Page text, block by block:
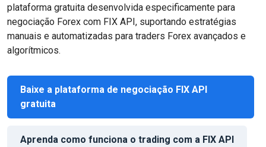
plataforma gratuita desenvolvida especificamente para
negociação Forex com FIX API, suportando estratégias
manuais e automatizadas para traders Forex avançados e
algorítmicos.
Baixe a plataforma de negociação FIX API
gratuita
Aprenda como funciona o trading com a FIX API